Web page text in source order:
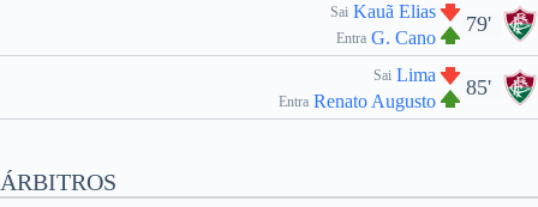
79'
Sai Kauã Elias
Entra G. Cano
85'
Sai Lima
Entra Renato Augusto
ÁRBITROS